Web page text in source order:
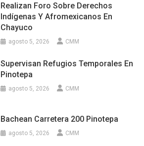
Realizan Foro Sobre Derechos
Indígenas Y Afromexicanos En
Chayuco
agosto 5, 2026 CMM
Supervisan Refugios Temporales En
Pinotepa
agosto 5, 2026 CMM
Bachean Carretera 200 Pinotepa
agosto 5, 2026 CMM